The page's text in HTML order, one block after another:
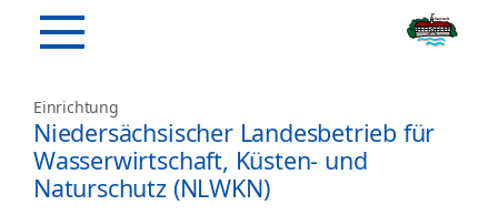
Einrichtung
Niedersächsischer Landesbetrieb für
Wasserwirtschaft, Küsten- und
Naturschutz (NLWKN)